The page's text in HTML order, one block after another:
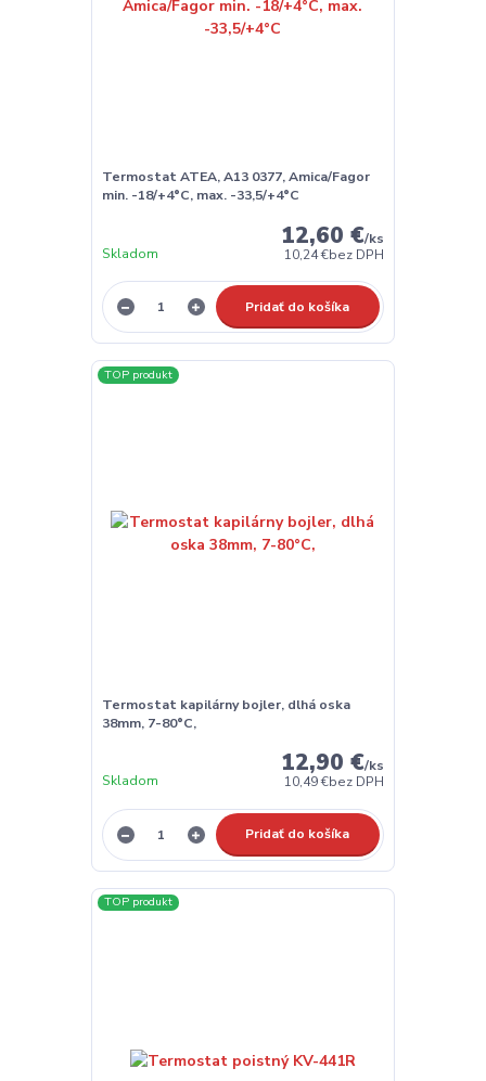
Termostat ATEA, A13 0377, Amica/Fagor
min. -18/+4°C, max. -33,5/+4°C
12,60 €/ks
10,24 €bez DPH
Skladom
Pridať do košíka
TOP produkt
Termostat kapilárny bojler, dlhá oska
38mm, 7-80°C,
12,90 €/ks
10,49 €bez DPH
Skladom
Pridať do košíka
TOP produkt